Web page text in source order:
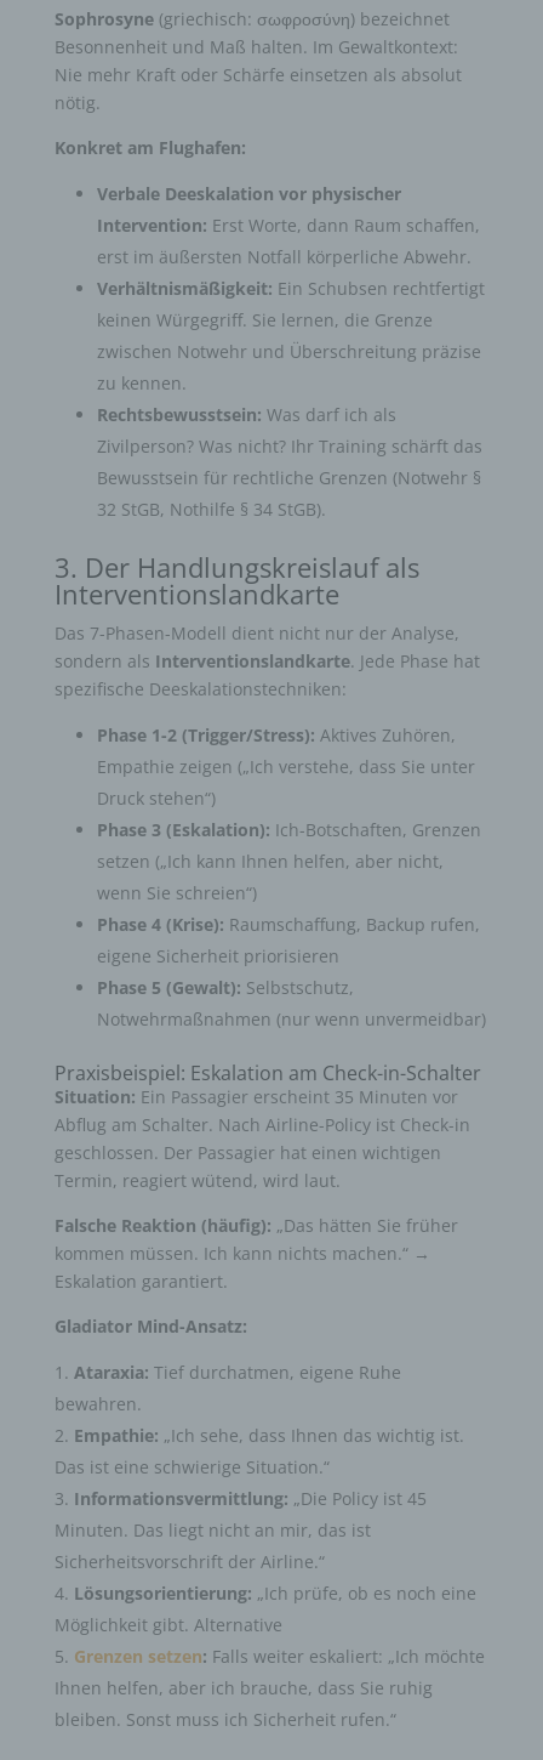
Sophrosyne(griechisch: σωφροσύνη) bezeichnet
Besonnenheit und Maß halten. Im Gewaltkontext:
Nie mehr Kraft oder Schärfe einsetzen als absolut
nötig.
Konkret am Flughafen:
Verbale Deeskalation vor physischer
Intervention: Erst Worte, dann Raum schaffen,
erst im äußersten Notfall körperliche Abwehr.
Verhältnismäßigkeit: Ein Schubsen rechtfertigt
keinen Würgegriff. Sie lernen, die Grenze
zwischen Notwehr und Überschreitung präzise
zu kennen.
Rechtsbewusstsein: Was darf ich als
Zivilperson? Was nicht? Ihr Training schärft das
Bewusstsein für rechtliche Grenzen (Notwehr §
32 StGB, Nothilfe § 34 StGB).
3. Der Handlungskreislauf als
Interventionslandkarte
Das 7-Phasen-Modell dient nicht nur der Analyse,
sondern als Interventionslandkarte. Jede Phase hat
spezifische Deeskalationstechniken:
Phase 1-2 (Trigger/Stress): Aktives Zuhören,
Empathie zeigen („Ich verstehe, dass Sie unter
Druck stehen“)
Phase 3 (Eskalation): Ich-Botschaften, Grenzen
setzen („Ich kann Ihnen helfen, aber nicht,
wenn Sie schreien“)
Phase 4 (Krise): Raumschaffung, Backup rufen,
eigene Sicherheit priorisieren
Phase 5 (Gewalt): Selbstschutz,
Notwehrmaßnahmen (nur wenn unvermeidbar)
Praxisbeispiel: Eskalation am Check-in-Schalter
Situation: Ein Passagier erscheint 35 Minuten vor
Abflug am Schalter. Nach Airline-Policy ist Check-in
geschlossen. Der Passagier hat einen wichtigen
Termin, reagiert wütend, wird laut.
Falsche Reaktion (häufig): „Das hätten Sie früher
kommen müssen. Ich kann nichts machen.“ →
Eskalation garantiert.
Gladiator Mind-Ansatz:
Ataraxia: Tief durchatmen, eigene Ruhe
bewahren.
Empathie: „Ich sehe, dass Ihnen das wichtig ist.
Das ist eine schwierige Situation.“
Informationsvermittlung: „Die Policy ist 45
Minuten. Das liegt nicht an mir, das ist
Sicherheitsvorschrift der Airline.“
Lösungsorientierung: „Ich prüfe, ob es noch eine
Möglichkeit gibt. Alternative
Grenzen setzen: Falls weiter eskaliert: „Ich möchte
Ihnen helfen, aber ich brauche, dass Sie ruhig
bleiben. Sonst muss ich Sicherheit rufen.“